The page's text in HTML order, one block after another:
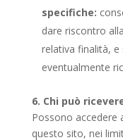
specifiche:
dare riscontro
relativa finalità, e
eventualmente
6. Chi può
Possono accedere
questo sito, nei